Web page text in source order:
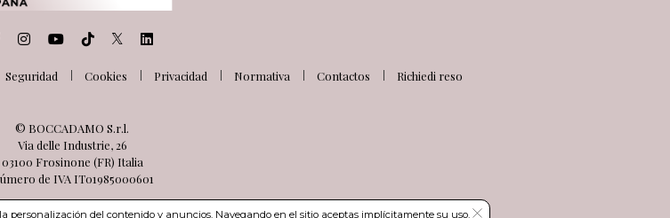
Seguridad Cookies Privacidad Normativa Contactos Richiedi reso
© BOCCADAMO S.r.l.
Via delle Industrie, 26
03100 Frosinone (FR) Italia
de IVA IT01985000601
personalización del contenido y anuncios. Navegando en el sitio aceptas implícitamente su uso.